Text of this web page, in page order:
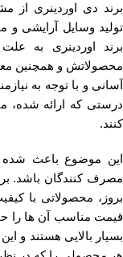
برند دی اوردینری از
تولید وسایل آرایشی
برند اوردینری به
محصولاتش و همچنین
آسانی و با توجه به
درستی که ارائه شده،
کنند.
این موضوع باعث شده
مصرف کنندگان باشد.
بروز، محصولاتی با
قیمت مناسب آن ها را
بسیار بالایی هستند و